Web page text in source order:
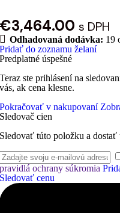
€3,464.00 s DPH
Odhadovaná dodávka: 19
Pridať do zoznamu želaní
Predplatné úspešné
Teraz ste prihlásení na
vás, ak cena klesne.
Pokračovať v nakupovaní
Sledovač cien
Sledovať túto položku a dostať
pravidlá ochrany súkromia
Sledovať cenu